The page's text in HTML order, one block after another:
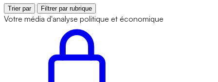
Trier par Filtrer par rubrique
Votre média d'analyse politique et économique